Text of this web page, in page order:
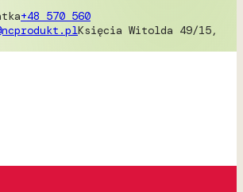
+48 570 560
Księcia Witolda 49/15,